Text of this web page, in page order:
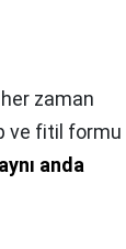
zaman
ve fitil formu
anda